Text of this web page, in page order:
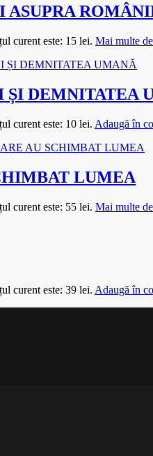
curent este: 15 lei. Mai multe
DEMNITATEA
curent este: 10 lei. Adaugă în
LUMEA
curent este: 55 lei. Mai multe
curent este: 39 lei. Adaugă în